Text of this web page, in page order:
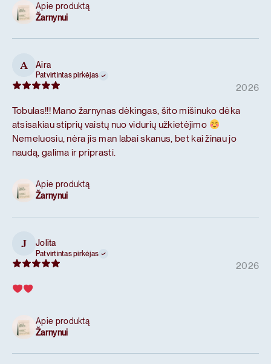
Apie produktą
Žarnynui
A Aira
Patvirtintas pirkėjas
2026
Tobulas!!! Mano žarnynas dėkingas, šito mišinuko dėka
atsisakiau stiprių vaistų nuo vidurių užkietėjimo
Nemeluosiu, nėra jis man labai skanus, bet kai žinau jo
naudą, galima ir priprasti.
Apie produktą
Žarnynui
J Jolita
Patvirtintas pirkėjas
2026
Apie produktą
Žarnynui